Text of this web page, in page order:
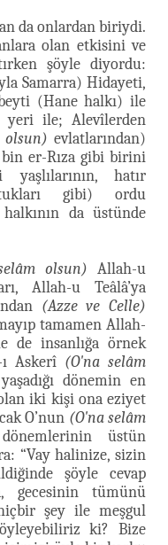
da onlardan biriydi.
olan etkisini ve
şöyle diyordu:
Samarra) Hidayeti,
(Hane halkı) ile
yeri ile; Alevîlerden
olsun) evlatlarından)
er-Rıza gibi birini
hatır
gibi) ordu
da üstünde
olsun) Allah-u
Allah-u Teâlâ’ya
(Azze ve Celle)
tamamen Allah-
de insanlığa örnek
Askerî (O'na selâm
dönemin en
iki kişi ona eziyet
O’nun (O'na selâm
üstün
“Vay halinize, sizin
şöyle cevap
gecesinin tümünü
şey ile meşgul
ki? Bize